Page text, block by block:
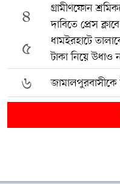
৪
গ্রামীণফোন
দাবিতে প্রেস
৫
ধামইরহাটে
টাকা নিয়ে উধাও
৬